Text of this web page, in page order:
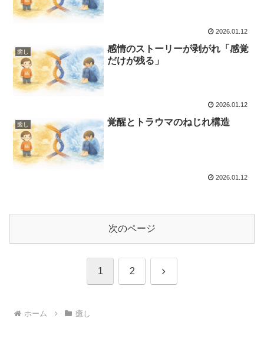
2026.01.12
癒し
感情のストーリーが剥がれ「感覚
だけが残る」
2026.01.12
癒し 覚醒とトラウマのねじれ構造
2026.01.12
次のページ
1 2 次
ホーム 癒し